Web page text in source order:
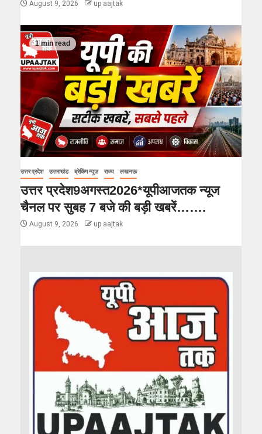
August 9, 2026 up aajtak
1 min read
उत्तर प्रदेश उत्तराखंड ब्रेकिंग न्यूज़ राज्य लखनऊ
उत्तर प्रदेश9अगस्त2026*यूपीआजतक न्यूज
चैनल पर सुबह 7 बजे की बड़ी खबरें…….
August 9, 2026 up aajtak